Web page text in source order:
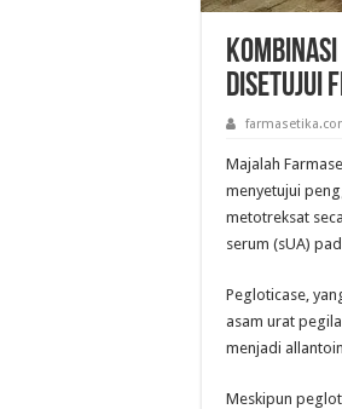
Disetujui
Majalah
menyetujui
metotreksat
serum (sUA)
Pegloticase,
asam urat
menjadi
Meskipun